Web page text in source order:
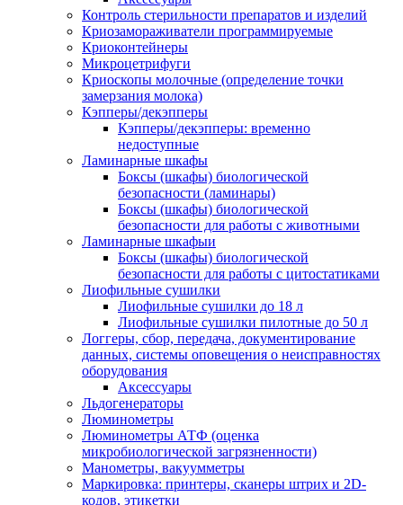
Контроль стерильности препаратов и изделий
Криозамораживатели программируемые
Криоконтейнеры
Микроцетрифуги
Криоскопы молочные (определение точки
замерзания молока)
Кэпперы/декэпперы
Кэпперы/декэпперы: временно
недоступные
Ламинарные шкафы
Боксы (шкафы) биологической
безопасности (ламинары)
Боксы (шкафы) биологической
безопасности для работы с животными
Ламинарные шкафыи
Боксы (шкафы) биологической
безопасности для работы с цитостатиками
Лиофильные сушилки
Лиофильные сушилки до 18 л
Лиофильные сушилки пилотные до 50 л
Логгеры, сбор, передача, документирование
данных, системы оповещения о неисправностях
оборудования
Аксессуары
Льдогенераторы
Люминометры
Люминометры АТФ (оценка
микробиологической загрязненности)
Манометры, вакуумметры
Маркировка: принтеры, сканеры штрих и 2D-
кодов, этикетки